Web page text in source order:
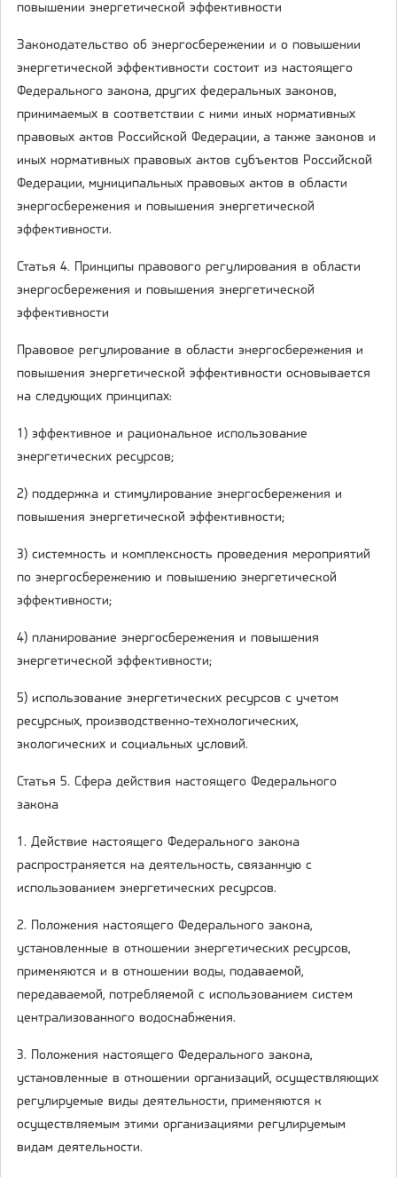
повышении энергетической эффективности
Законодательство об энергосбережении и о повышении
энергетической эффективности состоит из настоящего
Федерального закона, других федеральных законов,
принимаемых в соответствии с ними иных нормативных
правовых актов Российской Федерации, а также законов и
иных нормативных правовых актов субъектов Российской
Федерации, муниципальных правовых актов в области
энергосбережения и повышения энергетической
эффективности.
Статья 4. Принципы правового регулирования в области
энергосбережения и повышения энергетической
эффективности
Правовое регулирование в области энергосбережения и
повышения энергетической эффективности основывается
на следующих принципах:
1) эффективное и рациональное использование
энергетических ресурсов;
2) поддержка и стимулирование энергосбережения и
повышения энергетической эффективности;
3) системность и комплексность проведения мероприятий
по энергосбережению и повышению энергетической
эффективности;
4) планирование энергосбережения и повышения
энергетической эффективности;
5) использование энергетических ресурсов с учетом
ресурсных, производственно-технологических,
экологических и социальных условий.
Статья 5. Сфера действия настоящего Федерального
закона
1. Действие настоящего Федерального закона
распространяется на деятельность, связанную с
использованием энергетических ресурсов.
2. Положения настоящего Федерального закона,
установленные в отношении энергетических ресурсов,
применяются и в отношении воды, подаваемой,
передаваемой, потребляемой с использованием систем
централизованного водоснабжения.
3. Положения настоящего Федерального закона,
установленные в отношении организаций, осуществляющих
регулируемые виды деятельности, применяются к
осуществляемым этими организациями регулируемым
видам деятельности.